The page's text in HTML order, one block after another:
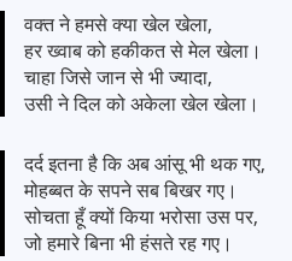
वक्त ने हमसे क्या खेल खेला,
हर ख्वाब को हकीकत से मेल खेला।
चाहा जिसे जान से भी ज्यादा,
उसी ने दिल को अकेला खेल खेला।
दर्द इतना है कि अब आंसू भी थक गए,
मोहब्बत के सपने सब बिखर गए।
सोचता हूँ क्यों किया भरोसा उस पर,
जो हमारे बिना भी हंसते रह गए।